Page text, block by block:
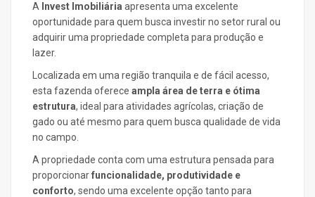
A Invest Imobiliária apresenta uma excelente
oportunidade para quem busca investir no setor rural ou
adquirir uma propriedade completa para produção e
lazer.
Localizada em uma região tranquila e de fácil acesso,
esta fazenda oferece ampla área de terra e ótima
estrutura, ideal para atividades agrícolas, criação de
gado ou até mesmo para quem busca qualidade de vida
no campo.
A propriedade conta com uma estrutura pensada para
proporcionarfuncionalidade, produtividade e
conforto, sendo uma excelente opção tanto para